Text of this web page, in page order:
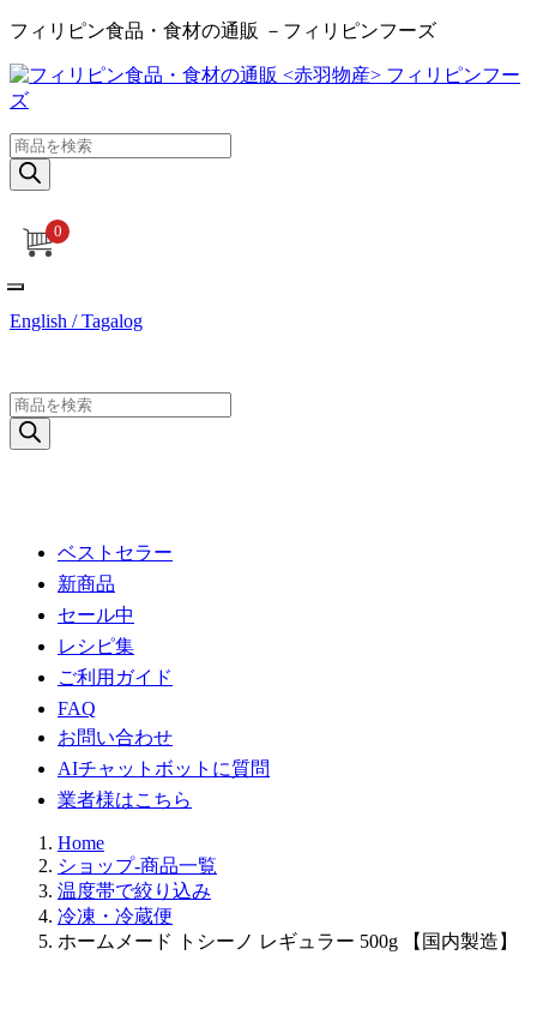
フィリピン食品・食材の通販 －フィリピンフーズ
商
品
検
0
English / Tagalog
商
品
検
ベストセラー
新商品
セール中
レシピ集
ご利用ガイド
FAQ
お問い合わせ
AIチャットボットに質問
業者様はこちら
Home
ショップ-商品一覧
温度帯で絞り込み
冷凍・冷蔵便
ホームメード トシーノ レギュラー 500g 【国内製造】